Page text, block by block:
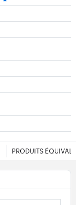
PRODUITS